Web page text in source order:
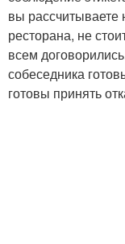
вы рассчитываете
ресторана, не
всем
собеседника
готовы принять